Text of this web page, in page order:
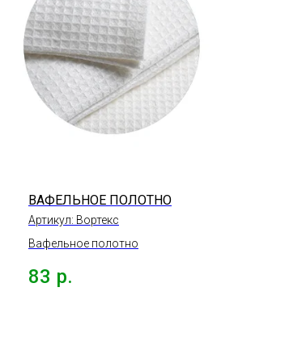
ВАФЕЛЬНОЕ ПОЛОТНО
Артикул: Вортекс
Вафельное полотно
83 р.